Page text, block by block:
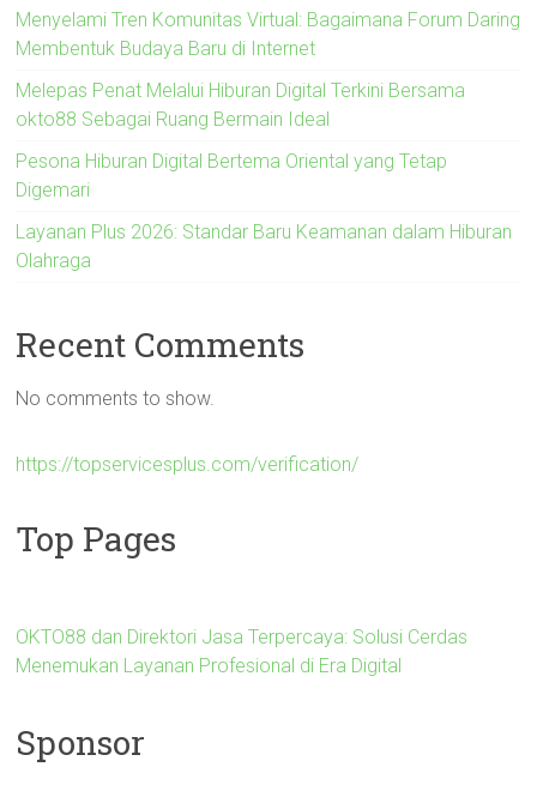
Menyelami Tren Komunitas Virtual: Bagaimana Forum Daring
Membentuk Budaya Baru di Internet
Melepas Penat Melalui Hiburan Digital Terkini Bersama
okto88 Sebagai Ruang Bermain Ideal
Pesona Hiburan Digital Bertema Oriental yang Tetap
Digemari
Layanan Plus 2026: Standar Baru Keamanan dalam Hiburan
Olahraga
Recent Comments
No comments to show.
https://topservicesplus.com/verification/
Top Pages
OKTO88 dan Direktori Jasa Terpercaya: Solusi Cerdas
Menemukan Layanan Profesional di Era Digital
Sponsor